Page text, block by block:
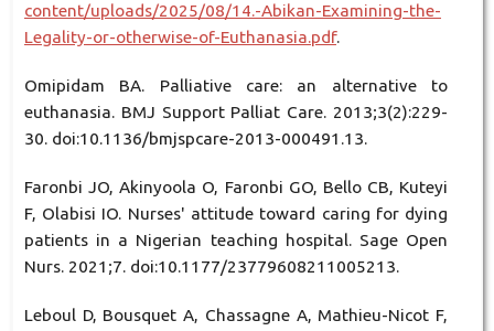
content/uploads/2025/08/14.-Abikan-Examining-the-
Legality-or-otherwise-of-Euthanasia.pdf.
Omipidam BA. Palliative care: an alternative to
euthanasia. BMJ Support Palliat Care. 2013;3(2):229-
30. doi:10.1136/bmjspcare-2013-000491.13.
Faronbi JO, Akinyoola O, Faronbi GO, Bello CB, Kuteyi
F, Olabisi IO. Nurses' attitude toward caring for dying
patients in a Nigerian teaching hospital. Sage Open
Nurs. 2021;7. doi:10.1177/23779608211005213.
Leboul D, Bousquet A, Chassagne A, Mathieu-Nicot F,